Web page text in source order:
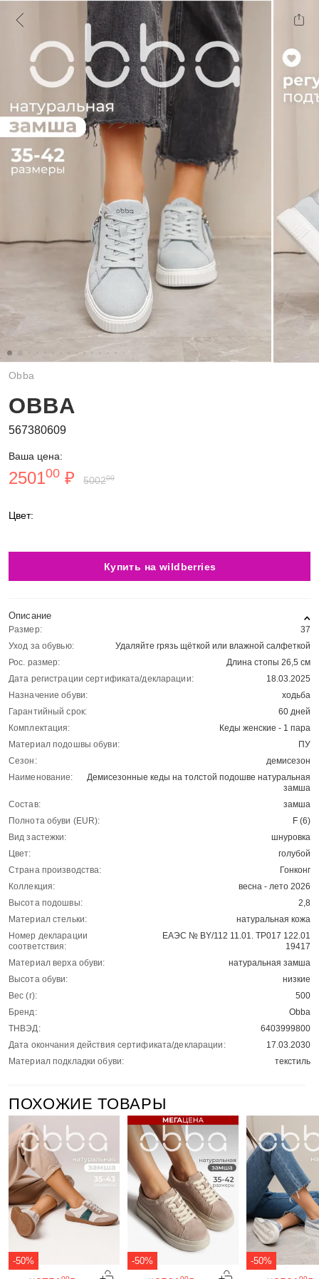
Obba
OBBA
567380609
Ваша цена:
250100 ₽ 500200
Цвет:
Купить на wildberries
Описание
Размер:
37
Уход за обувью:
Удаляйте грязь щёткой или влажной салфеткой
Рос. размер:
Длина стопы 26,5 см
Дата регистрации сертификата/декларации:
18.03.2025
Назначение обуви:
ходьба
Гарантийный срок:
60 дней
Комплектация:
Кеды женские - 1 пара
Материал подошвы обуви:
ПУ
Сезон:
демисезон
Наименование:
Демисезонные кеды на толстой подошве натуральная
замша
Состав:
замша
Полнота обуви (EUR):
F (6)
Вид застежки:
шнуровка
Цвет:
голубой
Страна производства:
Гонконг
Коллекция:
весна - лето 2026
Высота подошвы:
2,8
Материал стельки:
натуральная кожа
Номер декларации
соответствия:
ЕАЭС № BY/112 11.01. ТР017 122.01
19417
Материал верха обуви:
натуральная замша
Высота обуви:
низкие
Вес (г):
500
Бренд:
Obba
ТНВЭД:
6403999800
Дата окончания действия сертификата/декларации:
17.03.2030
Материал подкладки обуви:
текстиль
ПОХОЖИЕ ТОВАРЫ
-50% -50% -50%